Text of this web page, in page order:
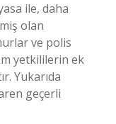
ile, daha
olan
ve polis
yetkililerin ek
Yukarıda
geçerli